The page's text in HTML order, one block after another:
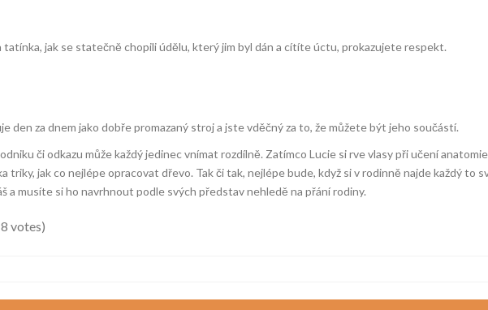
jak se statečně chopili údělu, který jim byl dán a cítíte úctu, prokazujete respekt.
den za dnem jako dobře promazaný stroj a jste vděčný za to, že můžete být jeho součástí.
či odkazu může každý jedinec vnímat rozdílně. Zatímco Lucie si rve vlasy při učení
triky, jak co nejlépe opracovat dřevo. Tak či tak, nejlépe bude, když si v rodinně najde každý
a musíte si ho navrhnout podle svých představ nehledě na přání rodiny.
votes)